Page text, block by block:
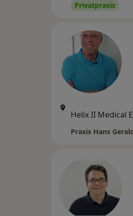
Privatpraxis